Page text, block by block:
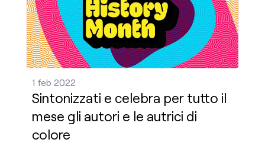
1 feb 2022
Sintonizzati e celebra per tutto il
mese gli autori e le autrici di
colore